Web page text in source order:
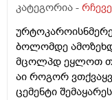
კატეგორია -
ბოლომდე
მცოლპდ ეყლოთ
აი როგორ
ცემენტი